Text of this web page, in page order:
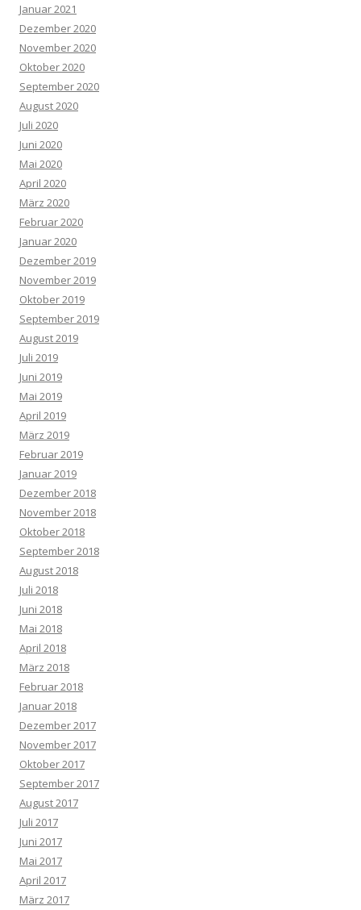
Januar 2021
Dezember 2020
November 2020
Oktober 2020
September 2020
August 2020
Juli 2020
Juni 2020
Mai 2020
April 2020
März 2020
Februar 2020
Januar 2020
Dezember 2019
November 2019
Oktober 2019
September 2019
August 2019
Juli 2019
Juni 2019
Mai 2019
April 2019
März 2019
Februar 2019
Januar 2019
Dezember 2018
November 2018
Oktober 2018
September 2018
August 2018
Juli 2018
Juni 2018
Mai 2018
April 2018
März 2018
Februar 2018
Januar 2018
Dezember 2017
November 2017
Oktober 2017
September 2017
August 2017
Juli 2017
Juni 2017
Mai 2017
April 2017
März 2017